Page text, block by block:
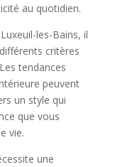
au quotidien.
les-Bains, il
critères
tendances
peuvent
un style qui
que vous
vie.
une